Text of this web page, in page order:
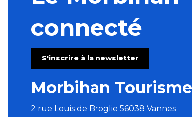
connecté
S'inscrire à la newsletter
Morbihan Tourisme
2 rue Louis de Broglie 56038 Vannes